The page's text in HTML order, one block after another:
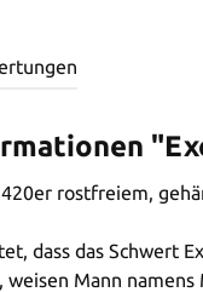
420er rostfreiem,
dass das Schwert
weisen Mann